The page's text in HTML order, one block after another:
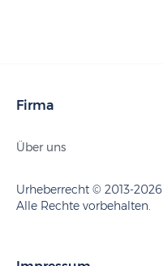
Firma
Über uns
Urheberrecht © 2013-2026
Alle Rechte vorbehalten.